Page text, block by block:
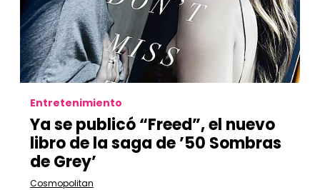
Entretenimiento
Ya se publicó “Freed”, el nuevo
libro de la saga de ’50 Sombras
de Grey’
Cosmopolitan